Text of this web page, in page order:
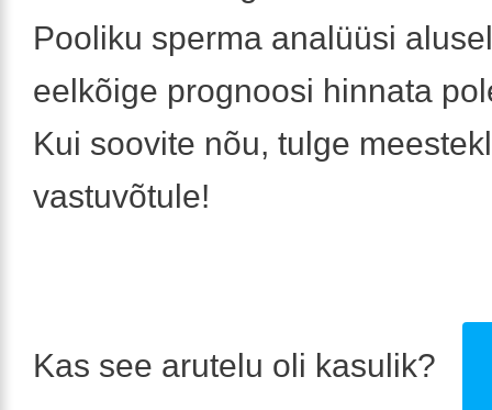
Pooliku sperma analüüsi
eelkõige prognoosi hinnata
Kui soovite nõu, tulge
vastuvõtule!
Kas see arutelu oli kasulik?